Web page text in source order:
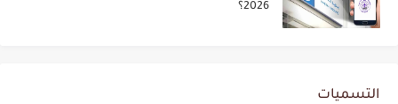
2026؟
التسميات